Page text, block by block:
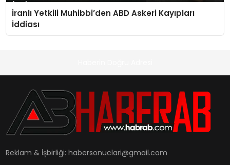
İranlı Yetkili Muhibbi’den ABD Askeri Kayıpları
İddiası
Reklam & İşbirliği:habersonuclari@gmail.com